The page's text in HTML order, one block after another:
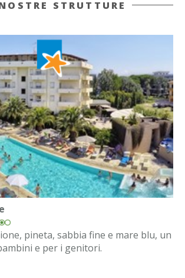
STRUTTURE
pineta, sabbia fine e mare blu, un
e per i genitori.